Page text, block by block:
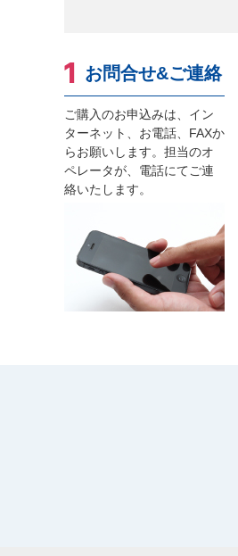
お問合せ&ご連絡
ご購入のお申込みは、イン
ターネット、お電話、FAXか
らお願いします。担当のオ
ペレータが、電話にてご連
絡いたします。